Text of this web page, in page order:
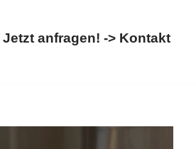
Jetzt anfragen! -> Kontakt